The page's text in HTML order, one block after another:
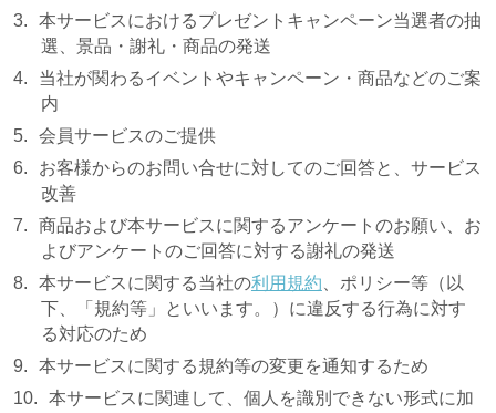
本サービスにおけるプレゼントキャンペーン当選者の抽
選、景品・謝礼・商品の発送
当社が関わるイベントやキャンペーン・商品などのご案
内
会員サービスのご提供
お客様からのお問い合せに対してのご回答と、サービス
改善
商品および本サービスに関するアンケートのお願い、お
よびアンケートのご回答に対する謝礼の発送
本サービスに関する当社の利用規約 、ポリシー等（以
下、「規約等」といいます。）に違反する行為に対す
る対応のため
本サービスに関する規約等の変更を通知するため
本サービスに関連して、個人を識別できない形式に加